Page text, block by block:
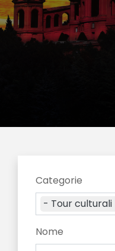
Categorie
- Tour culturali
Nome